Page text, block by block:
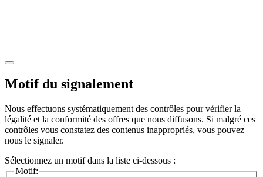
Motif du signalement
Nous effectuons systématiquement des contrôles pour vérifier la
légalité et la conformité des offres que nous diffusons. Si malgré ces
contrôles vous constatez des contenus inappropriés, vous pouvez
nous le signaler.
Sélectionnez un motif dans la liste ci-dessous :
Motif: